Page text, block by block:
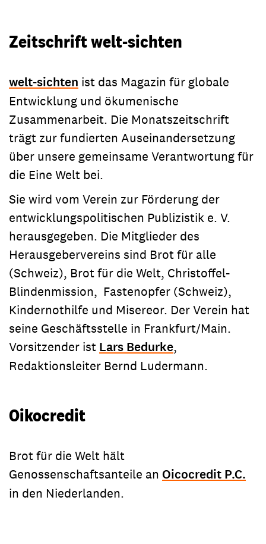
Zeitschrift welt-sichten
welt-sichten ist das Magazin für globale
Entwicklung und ökumenische
Zusammenarbeit. Die Monatszeitschrift
trägt zur fundierten Auseinandersetzung
über unsere gemeinsame Verantwortung für
die Eine Welt bei.
Sie wird vom Verein zur Förderung der
entwicklungspolitischen Publizistik e. V.
herausgegeben. Die Mitglieder des
Herausgebervereins sind Brot für alle
(Schweiz), Brot für die Welt, Christoffel-
Blindenmission, Fastenopfer (Schweiz),
Kindernothilfe und Misereor. Der Verein hat
seine Geschäftsstelle in Frankfurt/Main.
Vorsitzender ist Lars Bedurke,
Redaktionsleiter Bernd Ludermann.
Oikocredit
Brot für die Welt hält
Genossenschaftsanteile an Oicocredit P.C.
in den Niederlanden.